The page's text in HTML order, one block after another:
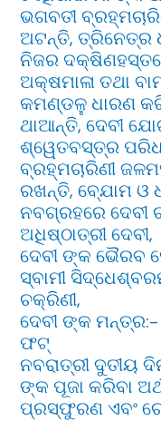
ଭଗବତୀ
ଅଟନ୍ତି, ତ୍ରିନେତ୍ର
ନିଜର
ଅକ୍ଷମାଳା ତଥା
କମଣ୍ଡଳୁ ଧାରଣ
ଥାଆନ୍ତି, ଦେବୀ
ଶ୍ୱେତବସ୍ତ୍ର
ବ୍ରହ୍ମଚାରିଣୀ
ରଖନ୍ତି, ବ୍ଯୋମ ଓ
ନବଗ୍ରହରେ ଦେବୀ
ଅଧିଷ୍ଠାତ୍ରୀ ଦେବୀ,
ଦେବୀ ଙ୍କ ଭୈରବ
ସ୍ବାମୀ
ଚକ୍ରିଣୀ,
ଦେବୀ ଙ୍କ ମନ୍ତ୍ର:-
ଫଟ୍
ନବରାତ୍ରୀ ଦୁତୀୟ
ଙ୍କ ପୂଜା କରିବା
ପ୍ରସ୍ଫୁରଣ ଏବଂ